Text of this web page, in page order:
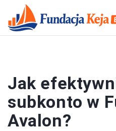
Jak
subkonto w
Avalon?